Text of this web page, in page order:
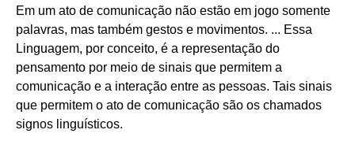
Em um ato de comunicação não estão em jogo somente
palavras, mas também gestos e movimentos. ... Essa
Linguagem, por conceito, é a representação do
pensamento por meio de sinais que permitem a
comunicação e a interação entre as pessoas. Tais sinais
que permitem o ato de comunicação são os chamados
signos linguísticos.